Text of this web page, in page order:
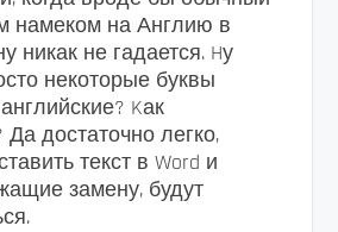
намеком на Англию в
никак не гадается. Hу
некоторые буквы
Kак
Да достаточно легко,
текст в Word и
замену, будут